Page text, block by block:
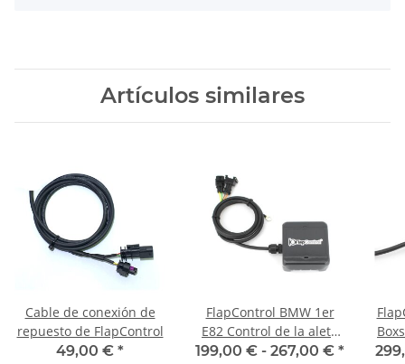
Artículos similares
Cable de conexión de
repuesto de FlapControl
49,00 € *
FlapControl BMW 1er
E82 Control de la aleta
de escape
199,00 € - 267,00 € *
de